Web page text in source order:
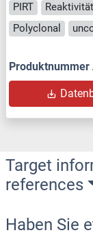
PIRT
Polyclonal
Produktnummer
Target
references
Haben Sie